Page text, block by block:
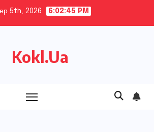
5th, 2026 6:02:46 PM
Kokl.Ua